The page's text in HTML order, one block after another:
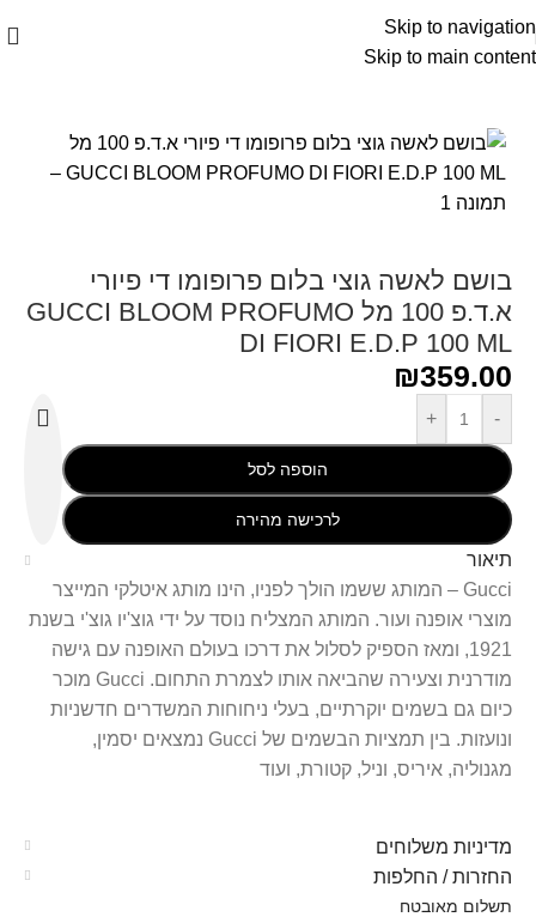
Skip to navigation
Skip to main content
עמוד הבית/Gucci - גוצ׳י
בושם לאשה גוצי בלום פרופומו די פיורי
א.ד.פ 100 מל GUCCI BLOOM PROFUMO
DI FIORI E.D.P 100 ML
₪359.00
-
+
הוספה לסל
לרכישה מהירה
תיאור
Gucci – המותג ששמו הולך לפניו, הינו מותג איטלקי המייצר
מוצרי אופנה ועור. המותג המצליח נוסד על ידי גוצ'יו גוצ'י בשנת
1921, ומאז הספיק לסלול את דרכו בעולם האופנה עם גישה
מודרנית וצעירה שהביאה אותו לצמרת התחום. Gucci מוכר
כיום גם בשמים יוקרתיים, בעלי ניחוחות המשדרים חדשניות
ונועזות. בין תמציות הבשמים של Gucci נמצאים יסמין,
מגנוליה, איריס, וניל, קטורת, ועוד
מדיניות משלוחים
החזרות / החלפות
תשלום מאובטח